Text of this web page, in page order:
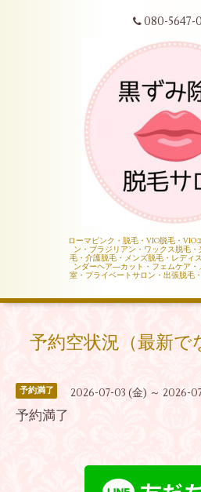
080-5647-
ローマピンク・脱毛・VIO脱毛・VIO
ン・ブラジリアン・ワックス脱毛
毛・介護脱毛・メンズ脱毛・レディ
ンダーヘア―カット・フェムケア・
室・プライベートサロン・出張脱毛
予約空状況（最新で
予約満了 2026-07-03 (金) ～ 2026-
予約満了